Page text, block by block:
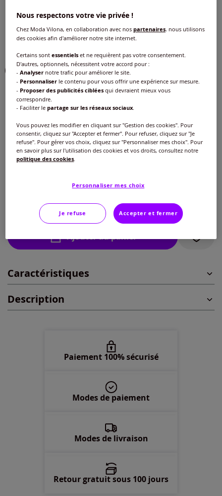
Réf : 459.536.020 4/5
Couleur :blanc
Choisir une couleur :
Taille :
épuisé
Disponible dans 3 semaines
46 -Disponible dans 3 semaines
48 -En stock
Disponible dans 3 semaines
Ajouter au panier
Caractéristiques
Description
Paiement 100% sécurisé
Modes de paiement
Modes de livraison
Retour gratuit sous 100 jours
Nous respectons votre vie privée !
Chez Moda Vilona, en collaboration avec nospartenaires, nous utilisons
des cookies afin d'améliorer notre site internet.
Certains sontessentiels et ne requièrent pas votre consentement.
D'autres, optionnels, nécessitent votre accord pour :
-Analyser notre trafic pour améliorer le site.
- Personnaliser le contenu pour vous offrir une expérience sur mesure.
- Proposer des publicités ciblées qui devraient mieux vous
correspondre.
- Faciliter lepartage sur les réseaux sociaux.
Vous pouvez les modifier en cliquant sur "Gestion des cookies". Pour
consentir, cliquez sur "Accepter et fermer". Pour refuser, cliquez sur "Je
refuse". Pour gérer vos choix, cliquez sur "Personnaliser mes choix". Pour
en savoir plus sur l'utilisation des cookies et vos droits, consultez notre
politique des cookies.
Personnaliser mes choix
Je refuse Accepter et fermer